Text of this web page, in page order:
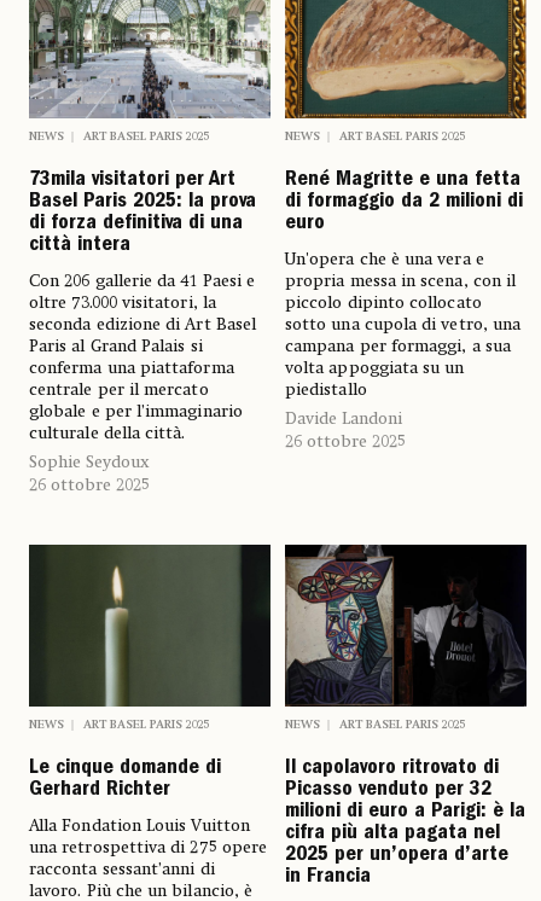
NEWS ART BASEL PARIS 2025
73mila visitatori per Art
Basel Paris 2025: la prova
di forza definitiva di una
città intera
Con 206 gallerie da 41 Paesi e
oltre 73.000 visitatori, la
seconda edizione di Art Basel
Paris al Grand Palais si
conferma una piattaforma
centrale per il mercato
globale e per l’immaginario
culturale della città.
Sophie Seydoux
26 ottobre 2025
NEWS ART BASEL PARIS 2025
René Magritte e una fetta
di formaggio da 2 milioni di
euro
Un'opera che è una vera e
propria messa in scena, con il
piccolo dipinto collocato
sotto una cupola di vetro, una
campana per formaggi, a sua
volta appoggiata su un
piedistallo
Davide Landoni
26 ottobre 2025
NEWS ART BASEL PARIS 2025
Le cinque domande di
Gerhard Richter
Alla Fondation Louis Vuitton
una retrospettiva di 275 opere
racconta sessant’anni di
lavoro. Più che un bilancio, è
NEWS ART BASEL PARIS 2025
Il capolavoro ritrovato di
Picasso venduto per 32
milioni di euro a Parigi: è la
cifra più alta pagata nel
2025 per un’opera d’arte
in Francia